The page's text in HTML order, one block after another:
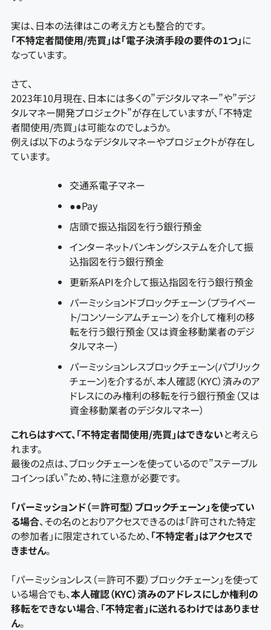
実は、日本の法律はこの考え方とも整合的です。
「不特定者間使用/売買」は「電子決済手段の要件の1つ」に
なっています。
さて、
2023年10月現在、日本には多くの”デジタルマネー”や”デジ
タルマネー開発プロジェクト”が存在していますが、「不特定
者間使用/売買」は可能なのでしょうか。
例えば以下のようなデジタルマネーやプロジェクトが存在し
ています。
交通系電子マネー
●●Pay
店頭で振込指図を行う銀行預金
インターネットバンキングシステムを介して振
込指図を行う銀行預金
更新系APIを介して振込指図を行う銀行預金
パーミッションドブロックチェーン（プライベー
ト/コンソーシアムチェーン）を介して権利の移
転を行う銀行預金（又は資金移動業者のデジ
タルマネー）
パーミッションレスブロックチェーン(パブリック
チェーン)を介するが、本人確認（KYC）済みのア
ドレスにのみ権利の移転を行う銀行預金（又は
資金移動業者のデジタルマネー）
これらはすべて、「不特定者間使用/売買」はできないと考えら
れます。
最後の2点は、ブロックチェーンを使っているので”ステーブル
コインっぽい”ため、特に注意が必要です。
「パーミッションド（＝許可型）ブロックチェーン」を使ってい
る場合、その名のとおりアクセスできるのは「許可された特定
の参加者」に限定されているため、 「不特定者」はアクセスで
きません。
「パーミッションレス（＝許可不要）ブロックチェーン」を使って
いる場合でも、本人確認（KYC）済みのアドレスにしか権利の
移転をできない場合、 「不特定者」に送れるわけではありませ
ん。